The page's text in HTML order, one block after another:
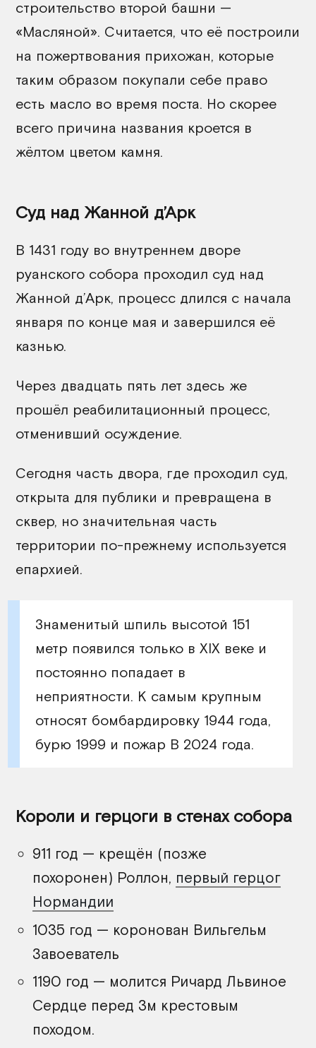
строительство второй башни —
«Масляной». Считается, что её построили
на пожертвования прихожан, которые
таким образом покупали себе право
есть масло во время поста. Но скорее
всего причина названия кроется в
жёлтом цветом камня.
Суд над Жанной д’Арк
В 1431 году во внутреннем дворе
руанского собора проходил суд над
Жанной д’Арк, процесс длился с начала
января по конце мая и завершился её
казнью.
Через двадцать пять лет здесь же
прошёл реабилитационный процесс,
отменивший осуждение.
Сегодня часть двора, где проходил суд,
открыта для публики и превращена в
сквер, но значительная часть
территории по-прежнему используется
епархией.
Знаменитый шпиль высотой 151
метр появился только в XIX веке и
постоянно попадает в
неприятности. К самым крупным
относят бомбардировку 1944 года,
бурю 1999 и пожар В 2024 года.
Короли и герцоги в стенах собора
911 год — крещён (позже
похоронен) Роллон, первый герцог
Нормандии
1035 год — коронован Вильгельм
Завоеватель
1190 год — молится Ричард Львиное
Сердце перед 3м крестовым
походом.